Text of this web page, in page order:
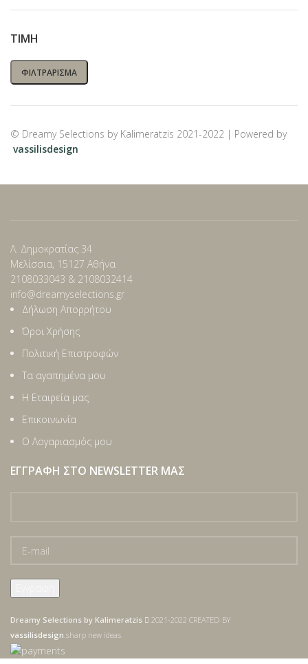
ΤΙΜΉ
ΦΙΛΤΡΆΡΙΣΜΑ
© Dreamy Selections by Kalimeratzis 2021-2022 | Powered by
vassilisdesign
Λ. Δημοκρατίας 34
Μελίσσια, 15127 Αθήνα
2108033043 & 2108032414
info@dreamyselections.gr
Δήλωση Απορρήτου
Όροι Χρήσης
Πολιτική Επιστροφών
Τα αγαπημένα μου
Η Εταιρεία μας
Επικοινωνία
Ο Λογαριασμός μου
ΕΓΓΡΑΦΉ ΣΤΟ NEWSLETTER ΜΑΣ
Dreamy Selections by Kalimeratzis
2021-2022 CREATED BY
vassilisdesign.sharp new ideas.